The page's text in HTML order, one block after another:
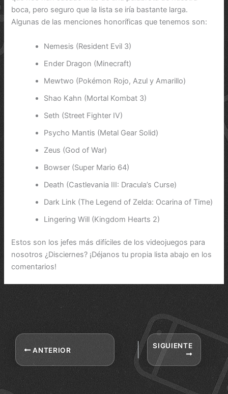
boca, pero seguro que la lista se iría bastante larga.
Algunas de las menciones honoríficas que tenemos son:
Nemesis (Resident Evil 3)
Ender Dragon (Minecraft)
Mewtwo (Pokémon Rojo, Azul y Amarillo)
Shao Kahn (Mortal Kombat 3)
Seth (Street Fighter IV)
Psycho Mantis (Metal Gear Solid)
Zeus (God of War)
Bowser (Super Mario 64)
Death (Castlevania III: Dracula’s Curse)
Dark Link (The Legend of Zelda: Ocarina of Time)
Lingering Will (Kingdom Hearts 2)
Estos son los jefes más difíciles de los videojuegos para
nosotros ¿Disciernes? ¡Déjanos tu propia lista abajo en los
comentarios!
ANTERIOR
SIGUIENTE